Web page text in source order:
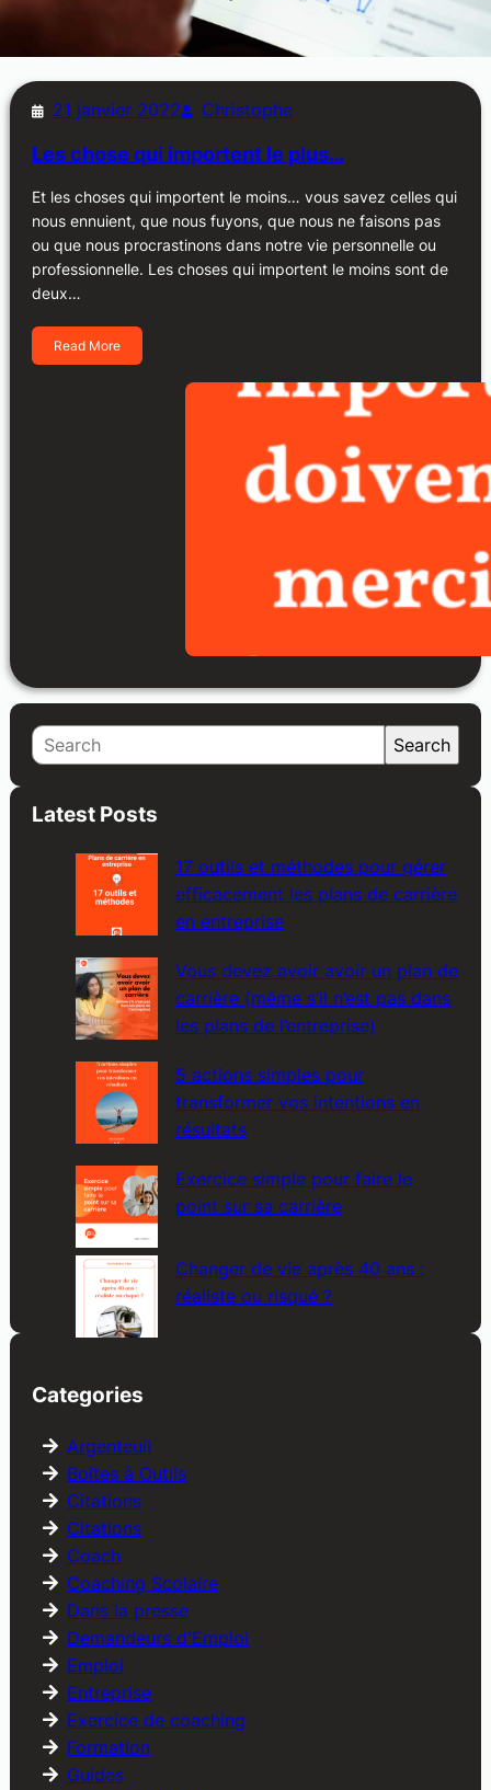
21 janvier 2022 Christophe
Les chose qui importent le plus…
Et les choses qui importent le moins… vous savez celles qui
nous ennuient, que nous fuyons, que nous ne faisons pas
ou que nous procrastinons dans notre vie personnelle ou
professionnelle. Les choses qui importent le moins sont de
deux…
Read More
S
e
r
Search
Latest Posts
17 outils et méthodes pour gérer
efficacement les plans de carrière
en entreprise
Vous devez avoir avoir un plan de
carrière (même s’il n’est pas dans
les plans de l’entreprise)
5 actions simples pour
transformer vos intentions en
résultats
Exercice simple pour faire le
point sur sa carrière
Changer de vie après 40 ans :
réaliste ou risqué ?
Categories
Argenteuil
Boîtes à Outils
Citations
Citations
Coach
Coaching Scolaire
Dans la presse
Demandeurs d'Emploi
Emploi
Entreprise
Exercice de coaching
Formation
Guides